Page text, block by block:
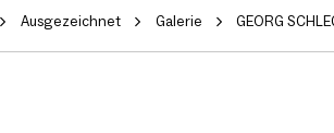
Ausgezeichnet Galerie GEORG